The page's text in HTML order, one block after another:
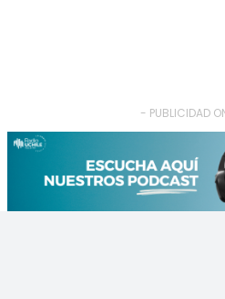
- PUBLICIDAD